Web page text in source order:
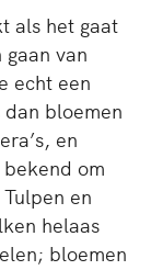
als het gaat
van
echt een
bloemen
en
om
en
helaas
bloemen